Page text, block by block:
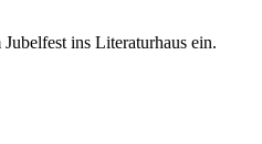
ins Literaturhaus ein.